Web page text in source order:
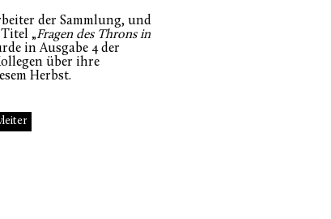
der Sammlung, und
„Fragen des Throns in
in Ausgabe 4 der
über ihre
Herbst.